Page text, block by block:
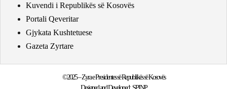
Kuvendi i Republikës së Kosovës
Portali Qeveritar
Gjykata Kushtetuese
Gazeta Zyrtare
©2025 – Zyra e Presidentes së Republikës së Kosovës